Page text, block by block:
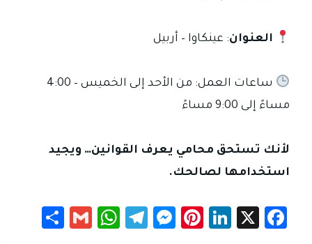
العنوان: عينكاوا – أربيل
ساعات العمل: من الأحد إلى الخميس – 4:00
مساءً إلى 9:00 مساءً
لأنك تستحق محامي يعرف القوانين… ويجيد
استخدامها لصالحك.
Fa
X
Li
Pi
M
Te
W
G